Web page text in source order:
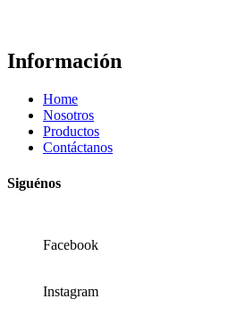
Información
Home
Nosotros
Productos
Contáctanos
Siguénos
Facebook
Instagram